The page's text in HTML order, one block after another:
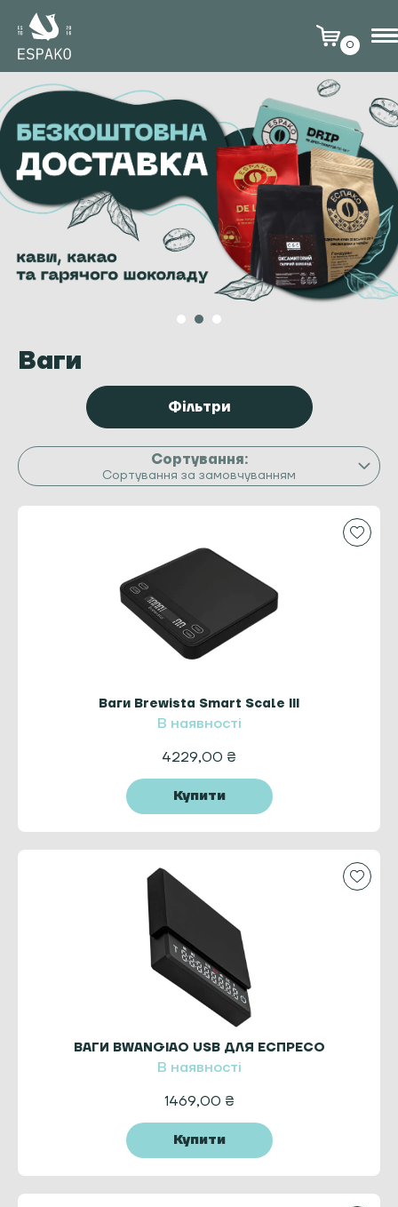
0
Ваги
Фільтри
Сортування за замовчуванням
Ваги Brewista Smart Scale III
В наявності
4229,00 ₴
Купити
ВАГИ BWANGIAO USB ДЛЯ ЕСПРЕСО
В наявності
1469,00 ₴
Купити